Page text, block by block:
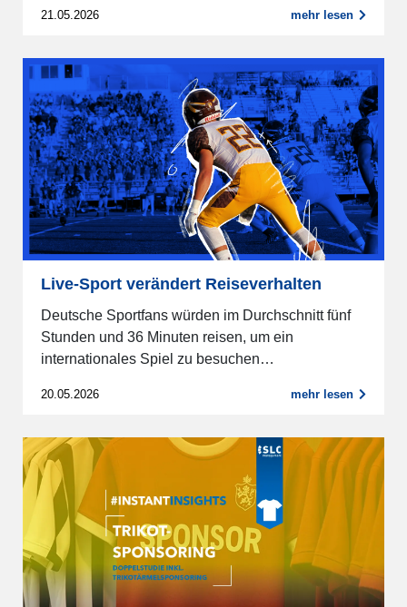
21.05.2026 mehr lesen
Live-Sport verändert Reiseverhalten
Deutsche Sportfans würden im Durchschnitt fünf
Stunden und 36 Minuten reisen, um ein
internationales Spiel zu besuchen…
20.05.2026 mehr lesen